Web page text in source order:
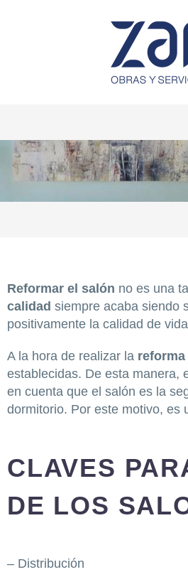
Reformar el salón no es una
calidad siempre acaba siendo
positivamente la calidad de
A la hora de realizar la
establecidas. De esta manera,
en cuenta que el salón es la
dormitorio. Por este motivo, es
CLAVES
DE LOS
– Distribución